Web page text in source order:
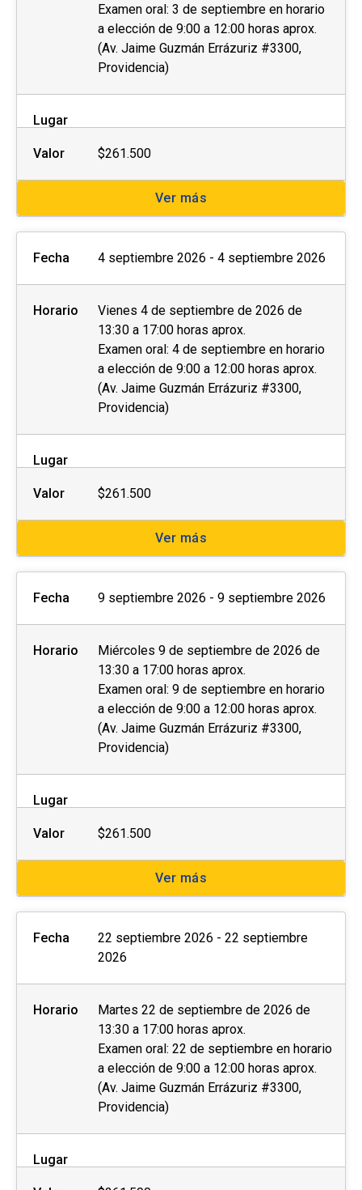
Examen oral: 3 de septiembre en horario
a elección de 9:00 a 12:00 horas aprox.
(Av. Jaime Guzmán Errázuriz #3300,
Providencia)
Lugar
Valor $261.500
Ver más
Fecha 4 septiembre 2026 - 4 septiembre 2026
Horario
Vienes 4 de septiembre de 2026 de
13:30 a 17:00 horas aprox.
Examen oral: 4 de septiembre en horario
a elección de 9:00 a 12:00 horas aprox.
(Av. Jaime Guzmán Errázuriz #3300,
Providencia)
Lugar
Valor $261.500
Ver más
Fecha 9 septiembre 2026 - 9 septiembre 2026
Horario
Miércoles 9 de septiembre de 2026 de
13:30 a 17:00 horas aprox.
Examen oral: 9 de septiembre en horario
a elección de 9:00 a 12:00 horas aprox.
(Av. Jaime Guzmán Errázuriz #3300,
Providencia)
Lugar
Valor $261.500
Ver más
Fecha
22 septiembre 2026 - 22 septiembre
2026
Horario
Martes 22 de septiembre de 2026 de
13:30 a 17:00 horas aprox.
Examen oral: 22 de septiembre en horario
a elección de 9:00 a 12:00 horas aprox.
(Av. Jaime Guzmán Errázuriz #3300,
Providencia)
Lugar